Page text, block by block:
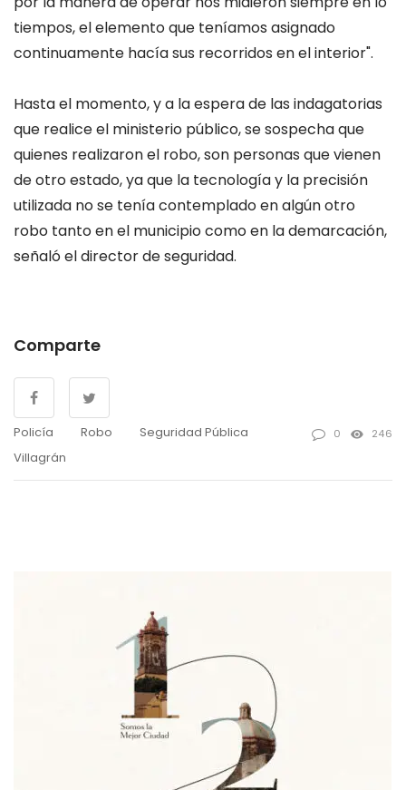
tiempos, el elemento que teníamos asignado
continuamente hacía sus recorridos en el interior".
Hasta el momento, y a la espera de las indagatorias
que realice el ministerio público, se sospecha que
quienes realizaron el robo, son personas que vienen
de otro estado, ya que la tecnología y la precisión
utilizada no se tenía contemplado en algún otro
robo tanto en el municipio como en la demarcación,
señaló el director de seguridad.
Comparte
Policía Robo
Seguridad Pública
Villagrán
0 246